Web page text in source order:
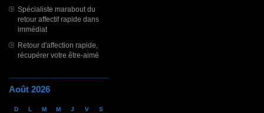
Spécialiste marabout du
retour affectif rapide dans
immédiat
Retour d'affection rapide,
récupérer votre être-aimé
Août 2026
D L M M J V S